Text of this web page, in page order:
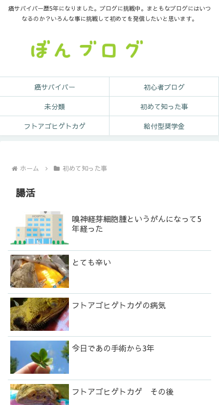
癌サバイバー歴5年になりました。ブログに挑戦中。まともなブログにはいつ
なるのか？いろんな事に挑戦して初めてを発信したいと思います。
癌サバイバー
初心者ブログ
未分類
初めて知った事
フトアゴヒゲトカゲ
給付型奨学金
ホーム 初めて知った事
腸活
嗅神経芽細胞腫というがんになって5
年経った
とても辛い
フトアゴヒゲトカゲの病気
今日であの手術から3年
フトアゴヒゲトカゲ その後